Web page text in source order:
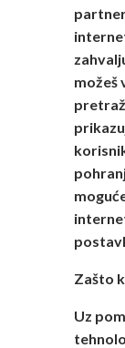
možeš
Zašto
Uz